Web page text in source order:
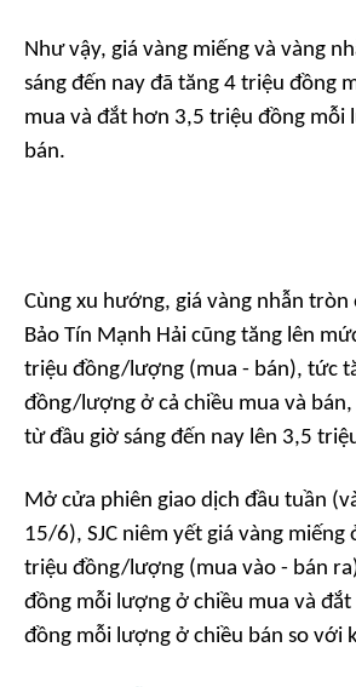
Như vậy, giá vàng miếng và vàng
sáng đến nay đã tăng 4 triệu đồng
mua và đắt hơn 3,5 triệu đồng mỗi
bán.
Cùng xu hướng, giá vàng nhẫn tròn
Bảo Tín Mạnh Hải cũng tăng lên
triệu đồng/lượng (mua - bán), tức
đồng/lượng ở cả chiều mua và
từ đầu giờ sáng đến nay lên 3,5
Mở cửa phiên giao dịch đầu tuần
15/6), SJC niêm yết giá vàng
triệu đồng/lượng (mua vào - bán
đồng mỗi lượng ở chiều mua và
đồng mỗi lượng ở chiều bán so với